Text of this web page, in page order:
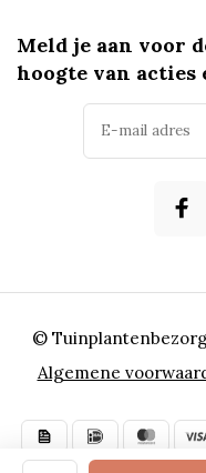
Meld je aan voor
hoogte van
Algemene
©